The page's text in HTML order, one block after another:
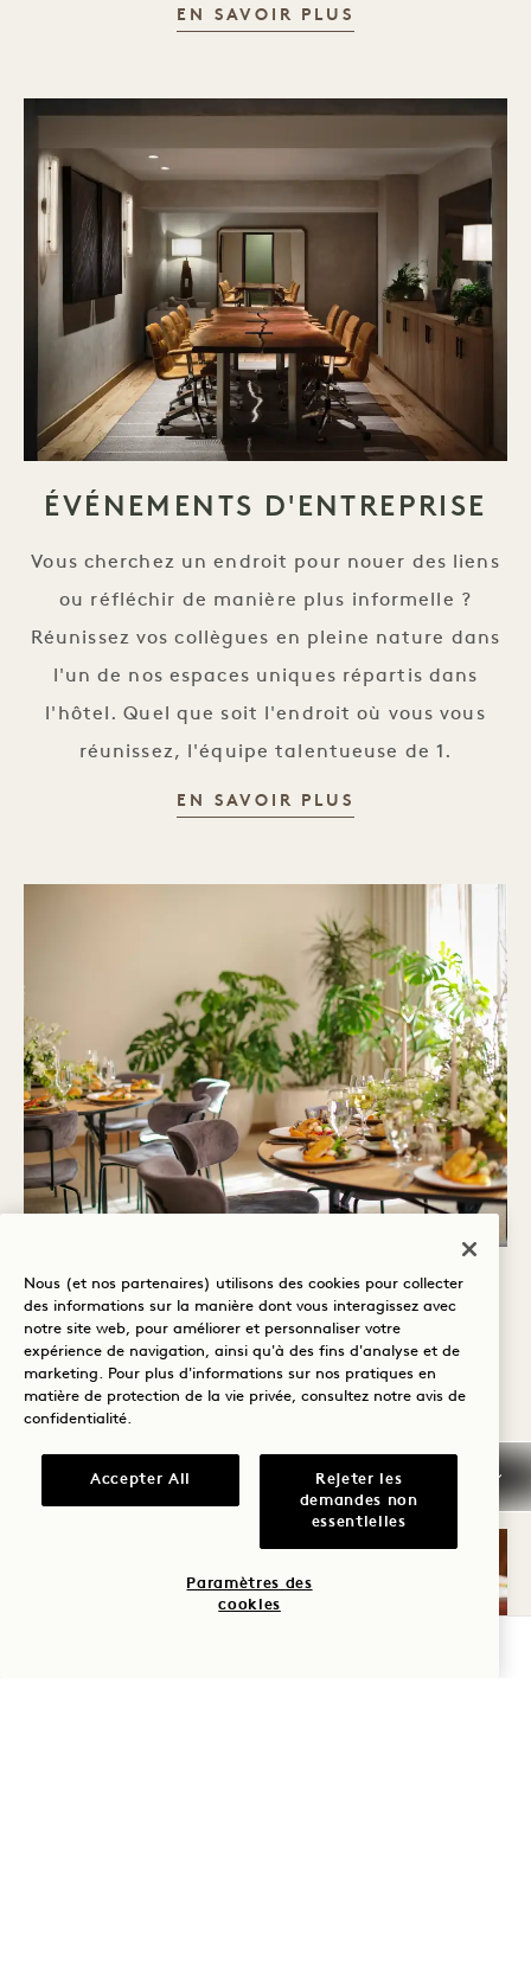
EN SAVOIR PLUS
ÉVÉNEMENTS D'ENTREPRISE
Vous cherchez un endroit pour nouer des liens
ou réfléchir de manière plus informelle ?
Réunissez vos collègues en pleine nature dans
l'un de nos espaces uniques répartis dans
l'hôtel. Quel que soit l'endroit où vous vous
réunissez, l'équipe talentueuse de 1.
EN SAVOIR PLUS
MARIAGES
Laissez-nous vous aider à organiser une
célébration de l'amour aussi belle et unique
que la nature elle-même. Célébrez avec nous
et regardez l'amour grandir.
Nous (et nos partenaires) utilisons des cookies pour collecter
des informations sur la manière dont vous interagissez avec
notre site web, pour améliorer et personnaliser votre
expérience de navigation, ainsi qu'à des fins d'analyse et de
marketing. Pour plus d'informations sur nos pratiques en
matière de protection de la vie privée, consultez notre avis de
confidentialité.
Accepter All
Rejeter les
demandes non
essentielles
Paramètres des
cookies